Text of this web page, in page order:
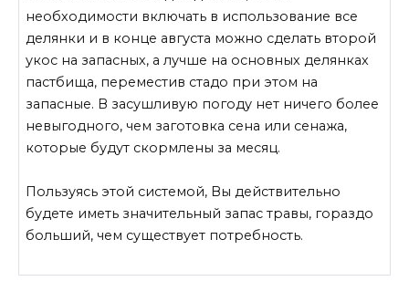
необходимости включать в использование все
делянки и в конце августа можно сделать второй
укос на запасных, а лучше на основных делянках
пастбища, переместив стадо при этом на
запасные. В засушливую погоду нет ничего более
невыгодного, чем заготовка сена или сенажа,
которые будут скормлены за месяц.
Пользуясь этой системой, Вы действительно
будете иметь значительный запас травы, гораздо
больший, чем существует потребность.